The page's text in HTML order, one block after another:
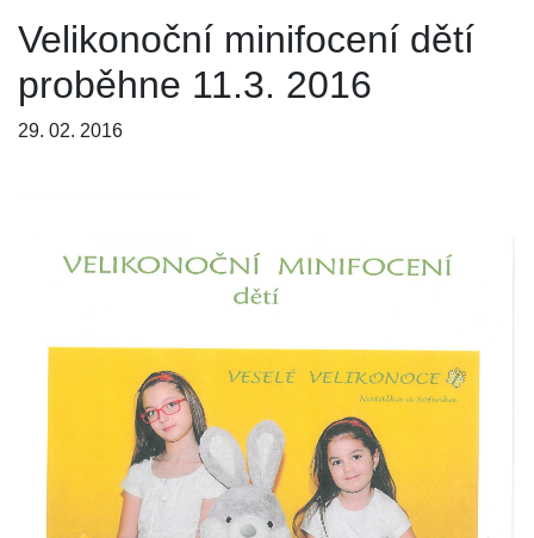
Velikonoční minifocení dětí
proběhne 11.3. 2016
29. 02. 2016